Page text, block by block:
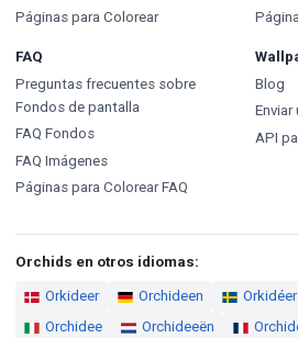
Páginas para Colorear
FAQ
Preguntas frecuentes sobre
Fondos de pantalla
FAQ Fondos
FAQ Imágenes
Páginas para Colorear FAQ
Blog
Enviar
API
Orchids en otros idiomas:
Orkideer Orchideen Orkidéer
Orchidee
Orchideeën